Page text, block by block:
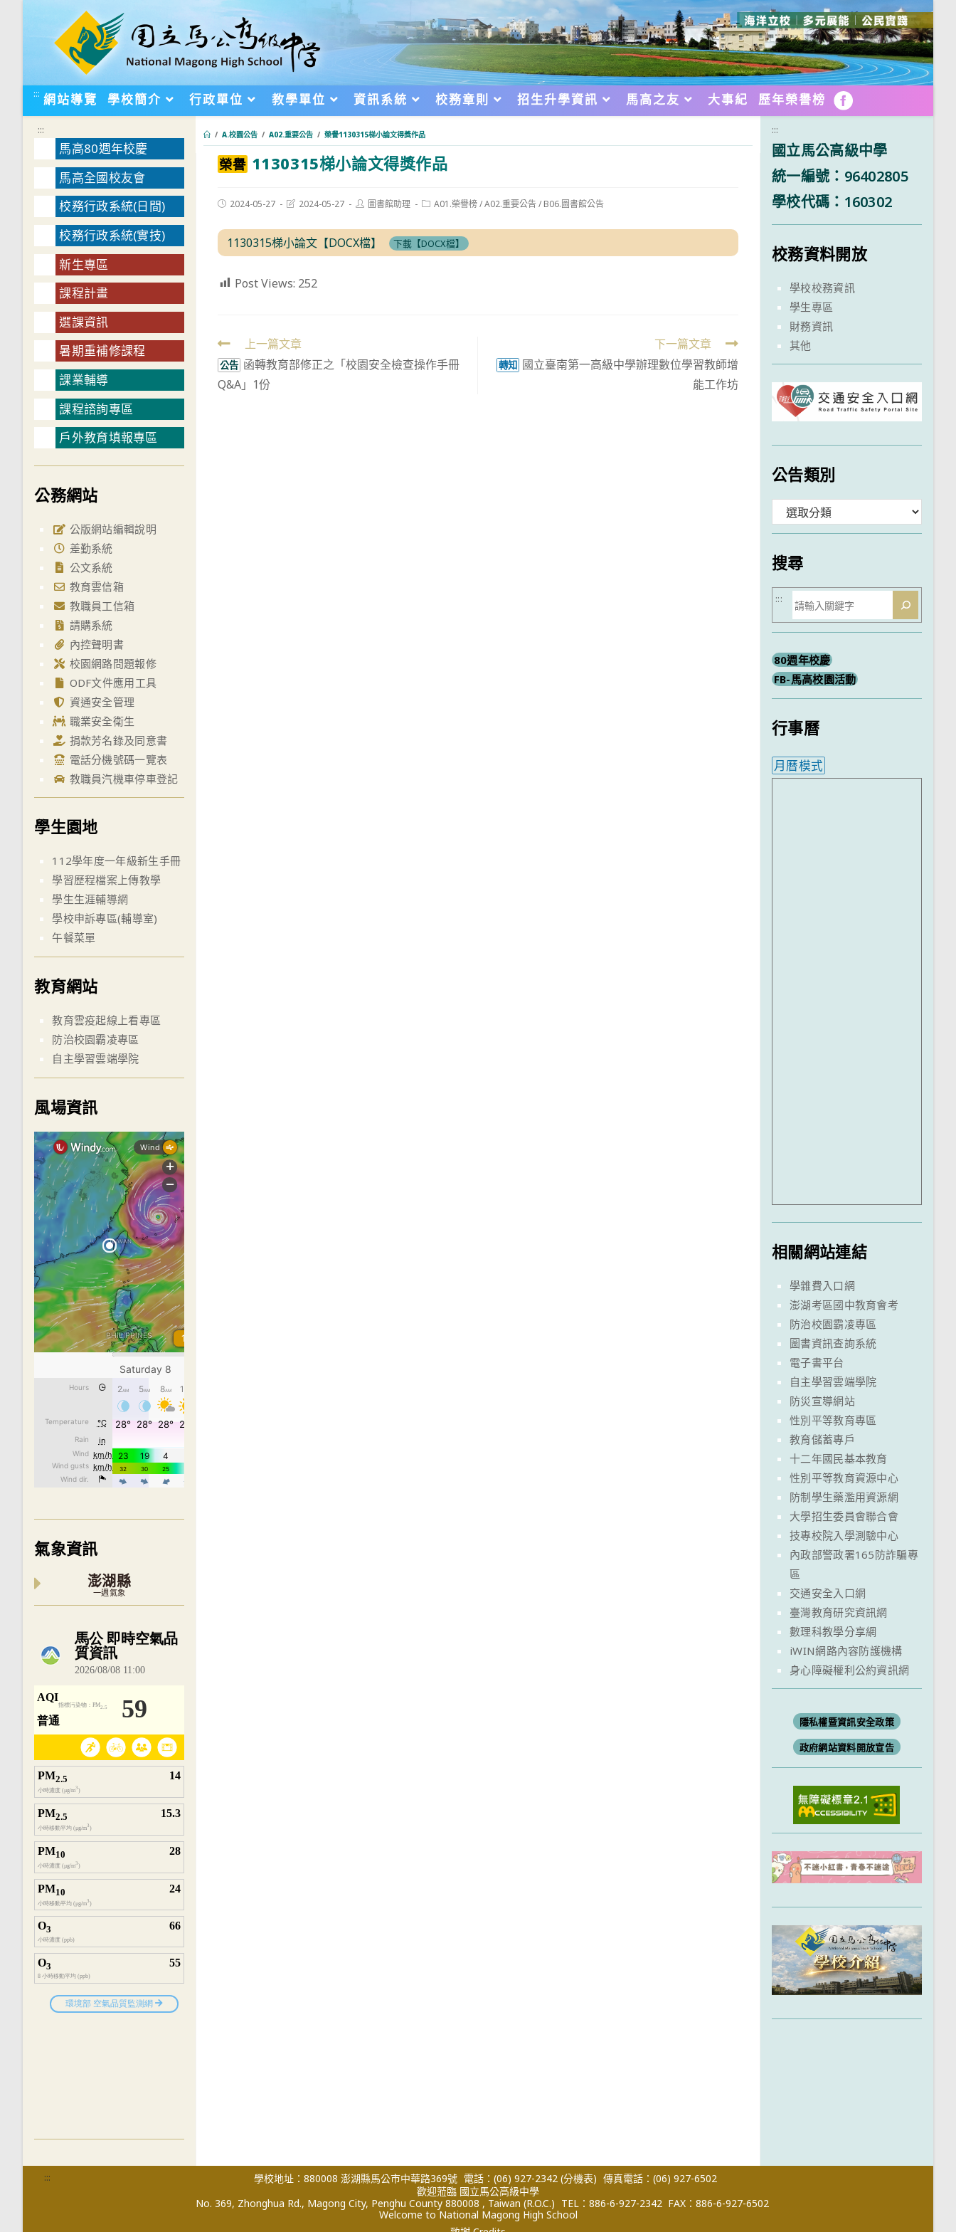
::: 網站導覽 學校簡介 行政單位 教學單位 資訊系統 校務章則 招生升學資訊 馬高之友 大事紀 歷年榮譽榜 FB
/ A.校園公告 / A02.重要公告 / 榮譽1130315梯小論文得獎作品
榮譽 1130315梯小論文得獎作品
Post2024-05-27
Post2024-05-27
Post圖書館助理
PostA01.榮譽榜/A02.重要公告/ B06.圖書館公告
1130315梯小論文【DOCX檔】 下載【DOCX檔】
Post Views: 252
Read
more
articles
上一篇文章
公告 函轉教育部修正之「校園安全檢查操作手冊
Q&A」1份
下一篇文章
轉知 國立臺南第一高級中學辦理數位學習教師增
能工作坊
:::
馬高80週年校慶
馬高全國校友會
校務行政系統(日間)
校務行政系統(實技)
新生專區
課程計畫
選課資訊
暑期重補修課程
課業輔導
課程諮詢專區
戶外教育填報專區
公務網站
公版網站編輯說明
差勤系統
公文系統
教育雲信箱
教職員工信箱
請購系統
內控聲明書
校園網路問題報修
ODF文件應用工具
資通安全管理
職業安全衛生
捐款芳名錄及同意書
電話分機號碼一覽表
教職員汽機車停車登記
學生園地
112學年度一年級新生手冊
學習歷程檔案上傳教學
學生生涯輔導網
學校申訴專區(輔導室)
午餐菜單
教育網站
教育雲疫起線上看專區
防治校園霸凌專區
自主學習雲端學院
風場資訊
氣象資訊
澎湖縣
一週氣象
內嵌空氣品質小工具為視覺預覽，完整即時空氣品質資料請開啟
:::
國立馬公高級中學
統一編號：96402805
學校代碼：160302
校務資料開放
學校校務資訊
學生專區
財務資訊
其他
公告類別
類
搜尋
搜
尋
:::
80週年校慶
FB-馬高校園活動
行事曆
月曆模式
相關網站連結
學雜費入口網
澎湖考區國中教育會考
防治校園霸凌專區
圖書資訊查詢系統
電子書平台
自主學習雲端學院
防災宣導網站
性別平等教育專區
教育儲蓄專戶
十二年國民基本教育
性別平等教育資源中心
防制學生藥濫用資源網
大學招生委員會聯合會
技專校院入學測驗中心
內政部警政署165防詐騙專
區
交通安全入口網
臺灣教育研究資訊網
數理科教學分享網
iWIN網路內容防護機構
身心障礙權利公約資訊網
隱私權暨資訊安全政策
政府網站資料開放宣告
::: 學校地址：880008 澎湖縣馬公市中華路369號 電話：(06) 927-2342 (分機表) 傳真電話：(06) 927-6502
歡迎蒞臨 國立馬公高級中學
No. 369, Zhonghua Rd., Magong City, Penghu County 880008 , Taiwan (R.O.C.) TEL：886-6-927-2342 FAX：886-6-927-6502
Welcome to National Magong High School